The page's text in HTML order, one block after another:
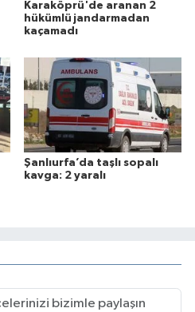
Karaköprü'de aranan 2
hükümlü jandarmadan
kaçamadı
Şanlıurfa’da taşlı sopalı
kavga: 2 yaralı